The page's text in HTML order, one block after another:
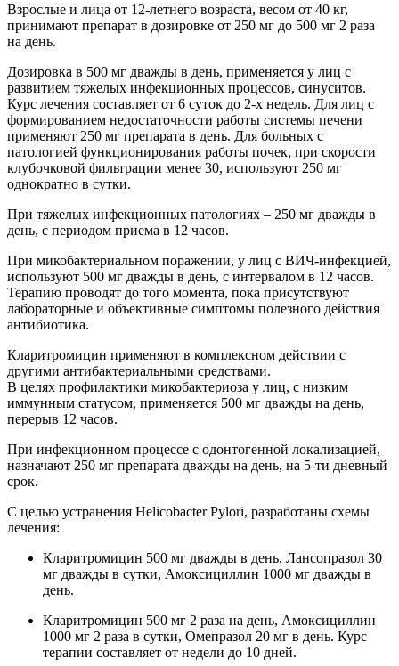
Взрослые и лица от 12-летнего возраста, весом от 40 кг,
принимают препарат в дозировке от 250 мг до 500 мг 2 раза
на день.
Дозировка в 500 мг дважды в день, применяется у лиц с
развитием тяжелых инфекционных процессов, синуситов.
Курс лечения составляет от 6 суток до 2-х недель. Для лиц с
формированием недостаточности работы системы печени
применяют 250 мг препарата в день. Для больных с
патологией функционирования работы почек, при скорости
клубочковой фильтрации менее 30, используют 250 мг
однократно в сутки.
При тяжелых инфекционных патологиях – 250 мг дважды в
день, с периодом приема в 12 часов.
При микобактериальном поражении, у лиц с ВИЧ-инфекцией,
используют 500 мг дважды в день, с интервалом в 12 часов.
Терапию проводят до того момента, пока присутствуют
лабораторные и объективные симптомы полезного действия
антибиотика.
Кларитромицин применяют в комплексном действии с
другими антибактериальными средствами.
В целях профилактики микобактериоза у лиц, с низким
иммунным статусом, применяется 500 мг дважды на день,
перерыв 12 часов.
При инфекционном процессе с одонтогенной локализацией,
назначают 250 мг препарата дважды на день, на 5-ти дневный
срок.
С целью устранения Helicobacter Pylori, разработаны схемы
лечения:
Кларитромицин 500 мг дважды в день, Лансопразол 30
мг дважды в сутки, Амоксициллин 1000 мг дважды в
день.
Кларитромицин 500 мг 2 раза на день, Амоксициллин
1000 мг 2 раза в сутки, Омепразол 20 мг в день. Курс
терапии составляет от недели до 10 дней.